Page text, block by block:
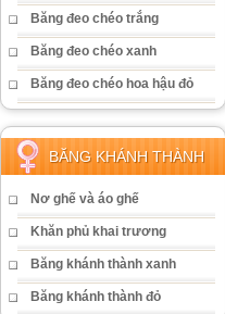
Băng đeo chéo trắng
Băng đeo chéo xanh
Băng đeo chéo hoa hậu đỏ
BĂNG KHÁNH THÀNH
Nơ ghế và áo ghế
Khăn phủ khai trương
Băng khánh thành xanh
Băng khánh thành đỏ